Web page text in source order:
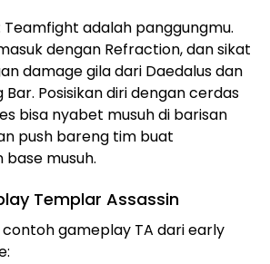
Teamfight adalah panggungmu.
dengan Refraction, dan sikat
damage gila dari Daedalus dan
Bar. Posisikan diri dengan cerdas
bisa nyabet musuh di barisan
push bareng tim buat
musuh.
Templar Assassin
contoh gameplay TA dari early